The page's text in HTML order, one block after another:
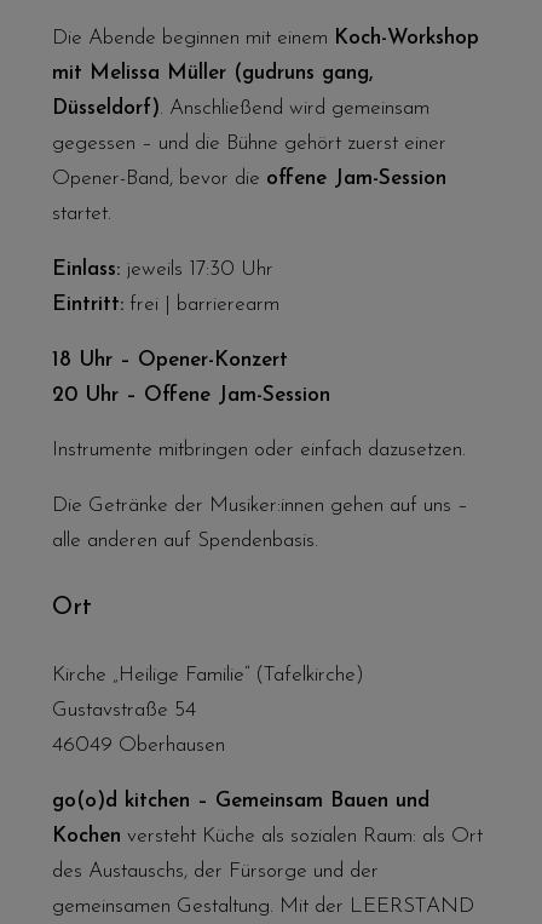
Die Abende beginnen mit einem Koch-Workshop
mit Melissa Müller (gudruns gang,
Düsseldorf). Anschließend wird gemeinsam
gegessen – und die Bühne gehört zuerst einer
Opener-Band, bevor die offene Jam-Session
startet.
Einlass:jeweils 17:30 Uhr
Eintritt:frei | barrierearm
18 Uhr – Opener-Konzert
20 Uhr – Offene Jam-Session
Instrumente mitbringen oder einfach dazusetzen.
Die Getränke der Musiker:innen gehen auf uns –
alle anderen auf Spendenbasis.
Ort
Kirche „Heilige Familie“ (Tafelkirche)
Gustavstraße 54
46049 Oberhausen
go(o)d kitchen – Gemeinsam Bauen und
Kochen versteht Küche als sozialen Raum: als Ort
des Austauschs, der Fürsorge und der
gemeinsamen Gestaltung. Mit der LEERSTAND